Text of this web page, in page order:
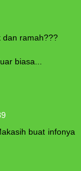
dan ramah???
biasa...
buat infonya